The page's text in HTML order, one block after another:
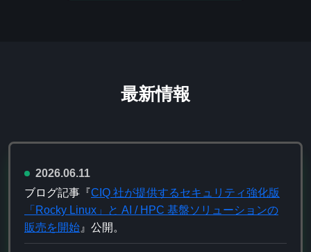
最新情報
2026.06.11
ブログ記事『CIQ 社が提供するセキュリティ強化版
「Rocky Linux」と AI / HPC 基盤ソリューションの
販売を開始 』公開。